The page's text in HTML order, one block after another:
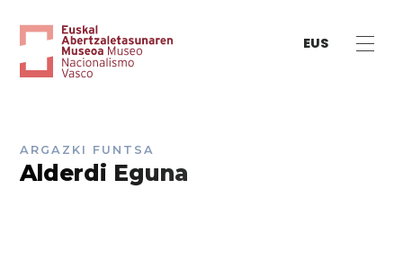
EUS
ARGAZKI FUNTSA
Alderdi Eguna